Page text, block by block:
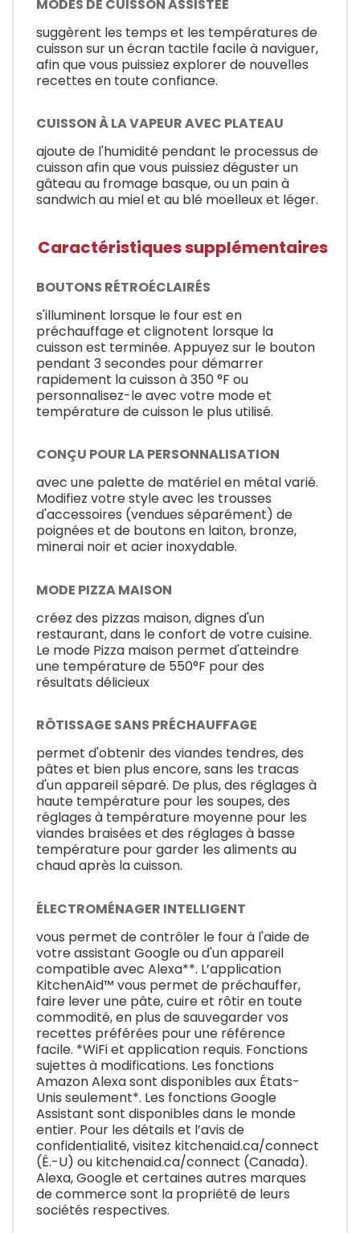
MODES DE CUISSON ASSISTÉE
suggèrent les temps et les températures de
cuisson sur un écran tactile facile à naviguer,
afin que vous puissiez explorer de nouvelles
recettes en toute confiance.
CUISSON À LA VAPEUR AVEC PLATEAU
ajoute de l'humidité pendant le processus de
cuisson afin que vous puissiez déguster un
gâteau au fromage basque, ou un pain à
sandwich au miel et au blé moelleux et léger.
Caractéristiques supplémentaires
BOUTONS RÉTROÉCLAIRÉS
s'illuminent lorsque le four est en
préchauffage et clignotent lorsque la
cuisson est terminée. Appuyez sur le bouton
pendant 3 secondes pour démarrer
rapidement la cuisson à 350 °F ou
personnalisez-le avec votre mode et
température de cuisson le plus utilisé.
CONÇU POUR LA PERSONNALISATION
avec une palette de matériel en métal varié.
Modifiez votre style avec les trousses
d'accessoires (vendues séparément) de
poignées et de boutons en laiton, bronze,
minerai noir et acier inoxydable.
MODE PIZZA MAISON
créez des pizzas maison, dignes d'un
restaurant, dans le confort de votre cuisine.
Le mode Pizza maison permet d'atteindre
une température de 550°F pour des
résultats délicieux
RÔTISSAGE SANS PRÉCHAUFFAGE
permet d'obtenir des viandes tendres, des
pâtes et bien plus encore, sans les tracas
d'un appareil séparé. De plus, des réglages à
haute température pour les soupes, des
réglages à température moyenne pour les
viandes braisées et des réglages à basse
température pour garder les aliments au
chaud après la cuisson.
ÉLECTROMÉNAGER INTELLIGENT
vous permet de contrôler le four à l'aide de
votre assistant Google ou d'un appareil
compatible avec Alexa**. L’application
KitchenAid™ vous permet de préchauffer,
faire lever une pâte, cuire et rôtir en toute
commodité, en plus de sauvegarder vos
recettes préférées pour une référence
facile. *WiFi et application requis. Fonctions
sujettes à modifications. Les fonctions
Amazon Alexa sont disponibles aux États-
Unis seulement*. Les fonctions Google
Assistant sont disponibles dans le monde
entier. Pour les détails et l’avis de
confidentialité, visitez kitchenaid.ca/connect
(É.-U) ou kitchenaid.ca/connect (Canada).
Alexa, Google et certaines autres marques
de commerce sont la propriété de leurs
sociétés respectives.